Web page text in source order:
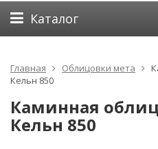
Каталог
Главная Облицовки мета
Кельн 850
Каминная
Кельн 850